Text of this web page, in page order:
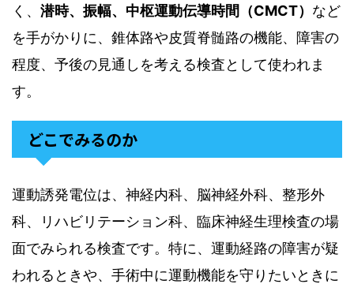
く、 潜時、振幅、中枢運動伝導時間（CMCT） など
を手がかりに、錐体路や皮質脊髄路の機能、障害の
程度、予後の見通しを考える検査として使われま
す。
どこでみるのか
運動誘発電位は、神経内科、脳神経外科、整形外
科、リハビリテーション科、臨床神経生理検査の場
面でみられる検査です。特に、運動経路の障害が疑
われるときや、手術中に運動機能を守りたいときに